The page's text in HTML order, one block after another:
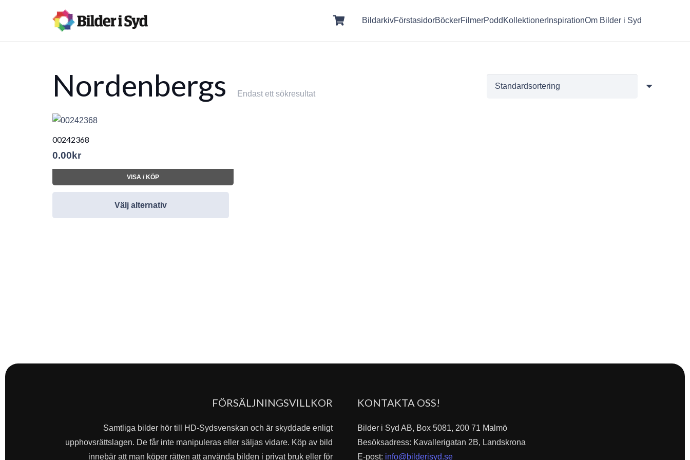
BildarkivFörstasidorBöckerFilmerPodd Kollektioner InspirationOm Bilder i Syd
Nordenbergs Endast ett sökresultat
00242368
0.00 kr
VISA / KÖP
Välj alternativ
FÖRSÄLJNINGSVILLKOR
Samtliga bilder hör till HD-Sydsvenskan och är skyddade enligt
upphovsrättslagen. De får inte manipuleras eller säljas vidare. Köp av bild
innebär att man köper rätten att använda bilden i privat bruk eller för
KONTAKTA OSS!
Bilder i Syd AB, Box 5081, 200 71 Malmö
Besöksadress: Kavallerigatan 2B, Landskrona
E-post: info@bilderisyd.se